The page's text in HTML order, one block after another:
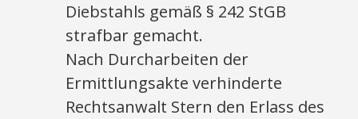
Diebstahls gemäß § 242 StGB
strafbar gemacht.
Nach Durcharbeiten der
Ermittlungsakte verhinderte
Rechtsanwalt Stern den Erlass des